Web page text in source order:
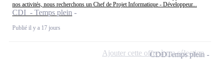
nos activités, nous recherchons un Chef de Projet Informatique - Développeur...
CDI - Temps plein
Publié il y a 17 jours
CDDTemps plein
Ajouter cette offre à ma sélection